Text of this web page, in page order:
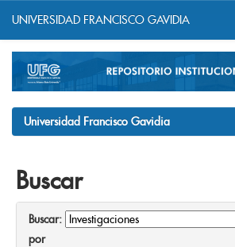
navigation
UNIVERSIDAD FRANCISCO GAVIDIA
Universidad Francisco Gavidia
Buscar
Buscar:
por